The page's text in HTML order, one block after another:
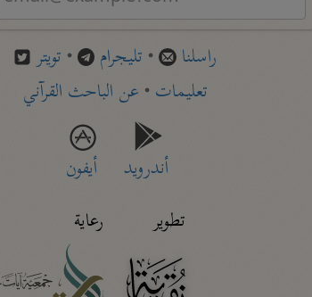
راسلنا • تليجرام • تويتر
تعليمات• عن الباحث القرآني
أندرويد
أيفون
تطوير
رعاية